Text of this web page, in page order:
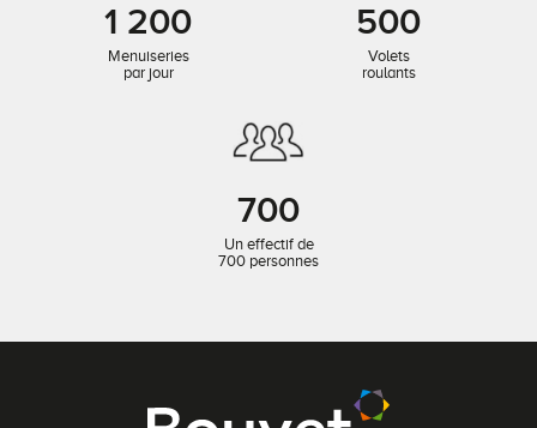
1 200
Menuiseries
par jour
500
Volets
roulants
700
Un effectif de
700 personnes